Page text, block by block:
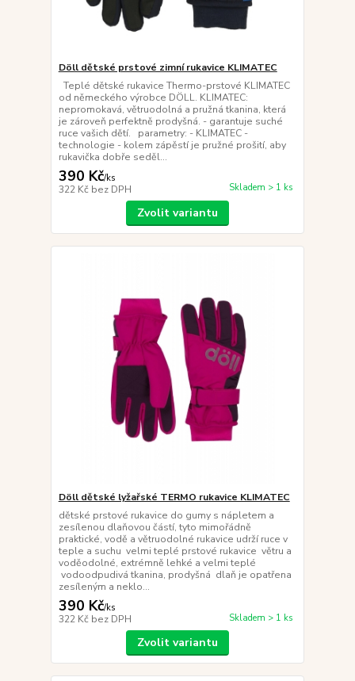
Döll dětské prstové zimní rukavice KLIMATEC
Teplé dětské rukavice Thermo-prstové KLIMATEC
od německého výrobce DÖLL. KLIMATEC:
nepromokavá, větruodolná a pružná tkanina, která
je zároveň perfektně prodyšná. - garantuje suché
ruce vašich dětí. parametry: - KLIMATEC -
technologie - kolem zápěstí je pružné prošití, aby
rukavička dobře seděl...
390 Kč/ks
322 Kč bez DPH Skladem > 1 ks
Zvolit variantu
Döll dětské lyžařské TERMO rukavice KLIMATEC
dětské prstové rukavice do gumy s nápletem a
zesílenou dlaňovou částí, tyto mimořádně
praktické, vodě a větruodolné rukavice udrží ruce v
teple a suchu velmi teplé prstové rukavice větru a
voděodolné, extrémně lehké a velmi teplé
vodoodpudivá tkanina, prodyšná dlaň je opatřena
zesíleným a neklo...
390 Kč/ks
322 Kč bez DPH Skladem > 1 ks
Zvolit variantu